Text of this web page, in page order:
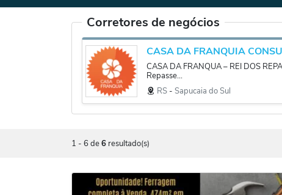
Corretores de negócios
CASA DA FRANQUIA
CASA DA FRANQUA – REI DOS
Repasse...
RS ‐ Sapucaia do Sul
1 - 6 de6 resultado(s)